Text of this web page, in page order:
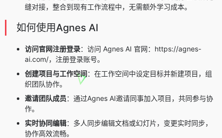
缝对接，整合到现有工作流程中，无需额外学习成本。
如何使用Agnes AI
访问官网注册登录：访问 Agnes AI 官网：https://agnes-
ai.com/，注册登录账号。
创建项目与工作空间：在工作空间中设定目标并新建项目，组
织团队协作。
邀请团队成员：通过Agnes AI邀请同事加入项目，共同参与协
作。
实时协同编辑：多人同步编辑文档或幻灯片，变更实时同步，
协作高效流畅。